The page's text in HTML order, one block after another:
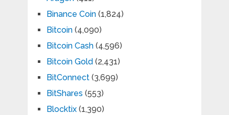
Binance Coin(1,824)
Bitcoin(4,090)
Bitcoin Cash(4,596)
Bitcoin Gold (2,431)
BitConnect(3,699)
BitShares (553)
Blocktix(1,390)